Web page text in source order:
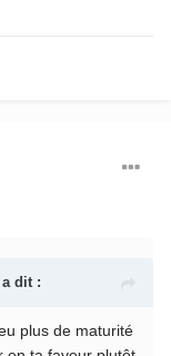
a dit :
plus de maturité